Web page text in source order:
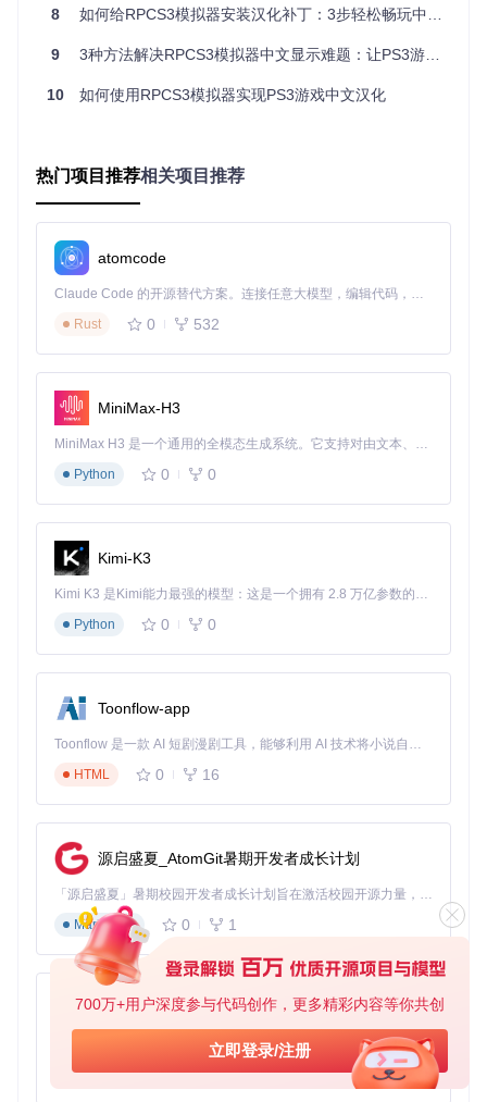
700万+用户深度参与代码创作，更多精彩内容等你共创
立即登录/注册
方案一：自动部署模式（适合新手用户）
这种方式利用模拟器内置的补丁管理系统，实现一键式汉化配
条件：已正确添加游戏到RPCS3库
操作：在游戏列表中右键点击目标游戏 → 选择"管理游戏
补丁"
预期结果：打开补丁管理窗口，显示当前可用补丁列表
条件：已连接互联网
操作：点击"获取社区补丁"按钮 → 在筛选框输入"Chines
预期结果：显示适用于当前游戏的所有中文补丁，包含评
分和更新日期
应用汉化补丁
条件：已选择合适的汉化补丁
操作：勾选目标补丁 → 点击"应用并关闭" → 重启模拟器
方案二：手动文件部署（适合离线环境）
当无法访问在线补丁库时，可通过手动放置补丁文件实现汉
条件：已安装RPCS3并至少启动过一次
Windows： %APPDATA%\rpcs3\patches\
macOS：~/Library/Application Support/rpcs
预期结果：看到已存在的补丁文件或空目录
部署汉化文件
条件：已下载对应游戏的YAML格式汉化补丁
操作：将补丁文件重命名为游戏ID.yml（如BLES01234.y
ml）→ 复制到补丁目录
预期结果：补丁文件出现在指定目录，文件名与游戏ID完
全匹配
条件：已完成文件部署并重启RPCS3
8 如何给RPCS3模拟器安装汉化补丁：3步轻松畅玩中文版PS3游戏
9 3种方法解决RPCS3模拟器中文显示难题：让PS3游戏完美支持中文界面
10 如何使用RPCS3模拟器实现PS3游戏中文汉化
热门项目推荐相关项目推荐
atomcode
Claude Code 的开源替代方案。连接任意大模型，编辑代码，运行命令，自动验证 — 全自动执行。用 Rust 构建，极致性能。 ｜ An open-source alternative to Claude Code. Connect any LLM, edit code, run commands, and verify changes — autonomously. Built in Rust for speed. Get Started
Rust
0 532
MiniMax-H3
MiniMax H3 是一个通用的全模态生成系统。它支持对由文本、图像、视频和音频组成的多模态上下文进行统一理解，并能生成分辨率高达 2K、时长可达 15 秒的带原生立体声音频的视频。得益于面向任务泛化的系统设计，H3 在预训练阶段就已具备广泛的多模态上下文理解与生成能力，能够出色地执行复杂的多模态指令。
Python
0 0
Kimi-K3
Kimi K3 是Kimi能力最强的模型：这是一个拥有 2.8 万亿参数的混合专家（MoE）模型，具备原生视觉理解能力，并支持 100 万 token 的上下文窗口。
Python
0 0
Toonflow-app
Toonflow 是一款 AI 短剧漫剧工具，能够利用 AI 技术将小说自动转化为剧本，并结合 AI 生成的图片和视频，实现高效的短剧创作。借助 Toonflow，可以轻松完成从文字到影像的全流程，让短剧制作变得更加智能与便捷。
HTML
0 16
源启盛夏_AtomGit暑期开发者成长计划
「源启盛夏」暑期校园开发者成长计划旨在激活校园开源力量，通过积分激励、认证扶持、资源倾斜等形式，引导高校组织和开发者完成「入驻 — 建项目 — 做贡献 — 获认证 — 得资源」的完整闭环。无论你是想带领社团入驻平台的组织者，还是希望用代码贡献证明自己的开发者，都能在这里找到属于你的成长路径。
Markdown
0 1
AionUi
免费、本地、开源的 24/7 全天候 Cowork 应用，以及适用于 Gemini CLI、Claude Code、Codex、OpenCode、Qwen Code、Goose CLI、Auggie 等的 OpenClaw | 🌟 喜欢就点star吧
TypeScript
0 6